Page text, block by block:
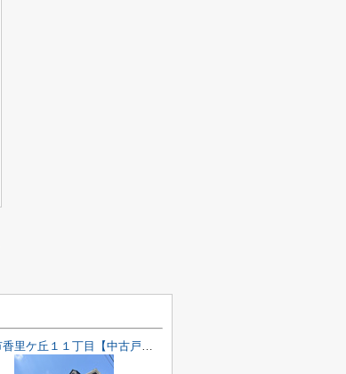
枚方市香里ケ丘１１丁目【中古戸建て】